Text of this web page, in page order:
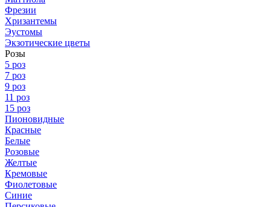
Фрезии
Хризантемы
Эустомы
Экзотические цветы
Розы
5 роз
7 роз
9 роз
11 роз
15 роз
Пионовидные
Красные
Белые
Розовые
Желтые
Кремовые
Фиолетовые
Синие